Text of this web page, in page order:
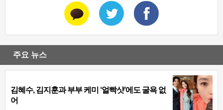
주요 뉴스
김혜수, 김지훈과 부부 케미 ‘얼빡샷’에도 굴욕 없
어